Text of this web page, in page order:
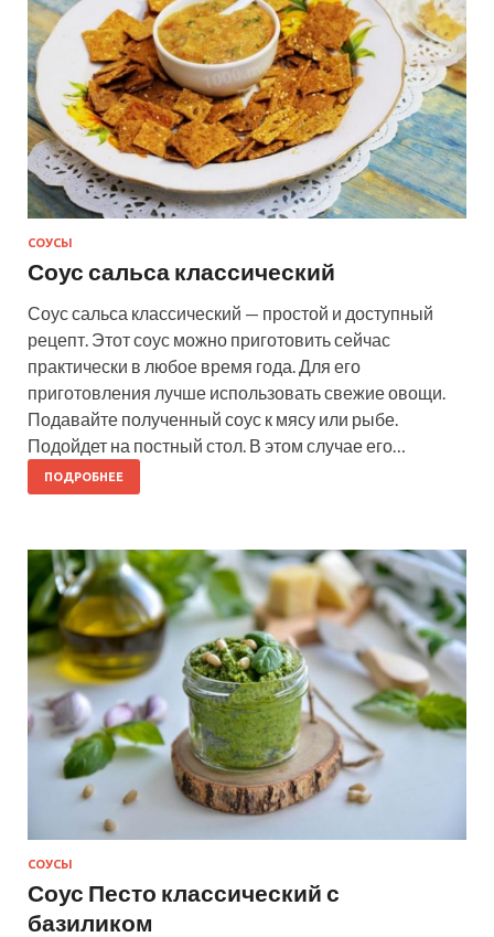
СОУСЫ
Соус сальса классический
Соус сальса классический — простой и доступный
рецепт. Этот соус можно приготовить сейчас
практически в любое время года. Для его
приготовления лучше использовать свежие овощи.
Подавайте полученный соус к мясу или рыбе.
Подойдет на постный стол. В этом случае его…
ПОДРОБНЕЕ
СОУСЫ
Соус Песто классический с
базиликом